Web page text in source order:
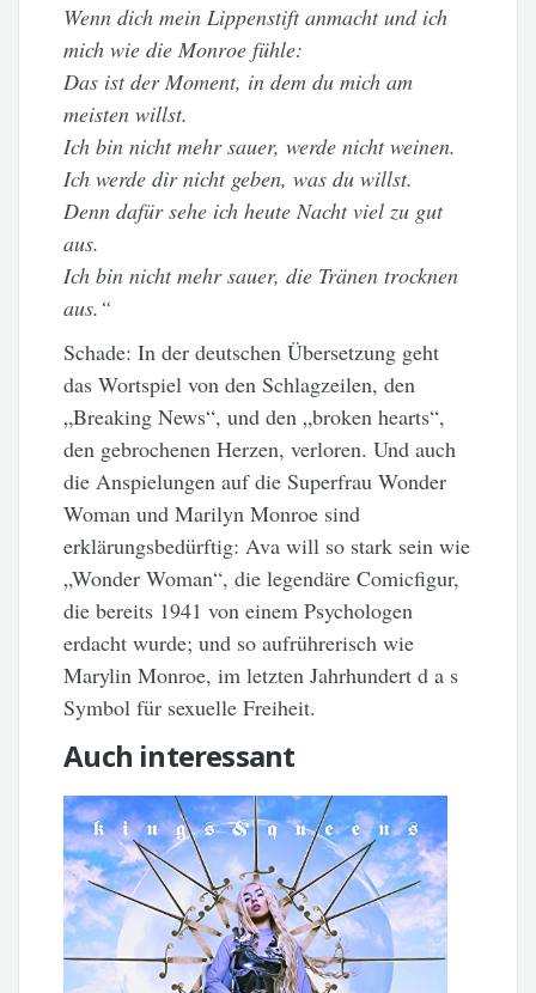
Wenn dich mein Lippenstift anmacht und ich
mich wie die Monroe fühle:
Das ist der Moment, in dem du mich am
meisten willst.
Ich bin nicht mehr sauer, werde nicht weinen.
Ich werde dir nicht geben, was du willst.
Denn dafür sehe ich heute Nacht viel zu gut
aus.
Ich bin nicht mehr sauer, die Tränen trocknen
aus.“
Schade: In der deutschen Übersetzung geht
das Wortspiel von den Schlagzeilen, den
„Breaking News“, und den „broken hearts“,
den gebrochenen Herzen, verloren. Und auch
die Anspielungen auf die Superfrau Wonder
Woman und Marilyn Monroe sind
erklärungsbedürftig: Ava will so stark sein wie
„Wonder Woman“, die legendäre Comicfigur,
die bereits 1941 von einem Psychologen
erdacht wurde; und so aufrührerisch wie
Marylin Monroe, im letzten Jahrhundert d a s
Symbol für sexuelle Freiheit.
Auch interessant